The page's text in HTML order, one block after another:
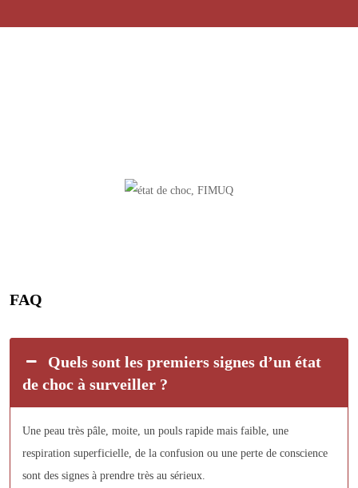
FAQ
Quels sont les premiers signes d’un état
de choc à surveiller ?
Une peau très pâle, moite, un pouls rapide mais faible, une
respiration superficielle, de la confusion ou une perte de conscience
sont des signes à prendre très au sérieux.